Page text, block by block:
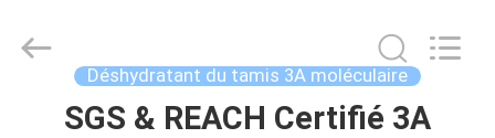
ACCUEIL
Purification
Technology
Déshydratant du tamis 3A moléculaire
SGS & REACH Certifié 3A